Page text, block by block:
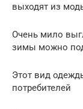
выходят из
Очень мило
зимы можно
Этот вид
потребителей